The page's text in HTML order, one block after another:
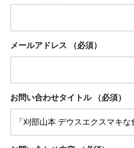
メールアドレス （必須）
お問い合わせタイトル （必須）